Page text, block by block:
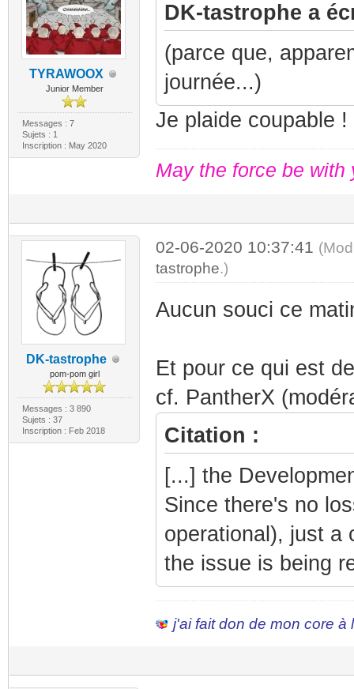
TYRAWOOX
Junior Member
Messages : 7
Sujets : 1
Inscription : May 2020
DK-tastrophe a
(parce que,
journée...)
Je plaide coupable !
May the force be
DK-tastrophe
pom-pom girl
Messages : 3 890
Sujets : 37
Inscription : Feb 2018
02-06-2020 10:37:41
tastrophe.)
Aucun souci ce
Et pour ce qui est
cf. PantherX
Citation :
[...] the
Since there's no
operational), just a
the issue is being
j'ai fait don de mon core à